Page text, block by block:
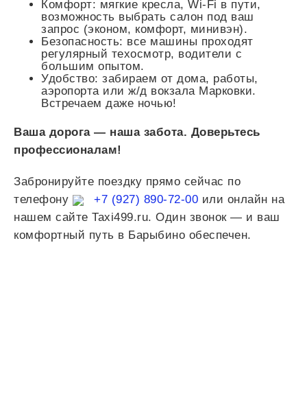
Комфорт: мягкие кресла, Wi-Fi в пути,
возможность выбрать салон под ваш
запрос (эконом, комфорт, минивэн).
Безопасность: все машины проходят
регулярный техосмотр, водители с
большим опытом.
Удобство: забираем от дома, работы,
аэропорта или ж/д вокзала Марковки.
Встречаем даже ночью!
Ваша дорога — наша забота. Доверьтесь
профессионалам!
Забронируйте поездку прямо сейчас по
телефону
+7 (927) 890-72-00 или онлайн на
нашем сайте Taxi499.ru. Один звонок — и ваш
комфортный путь в Барыбино обеспечен.